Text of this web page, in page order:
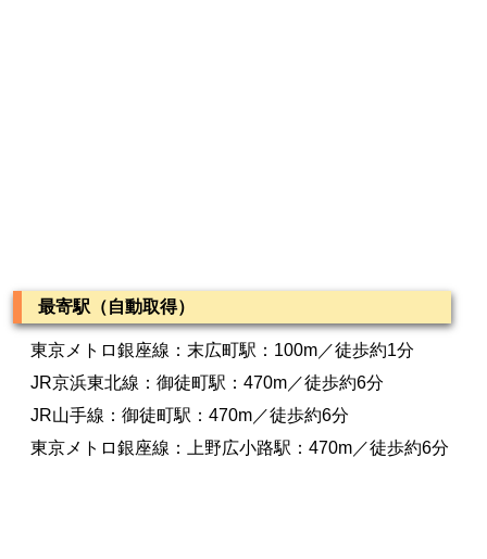
最寄駅（自動取得）
東京メトロ銀座線：末広町駅：100m／徒歩約1分
JR京浜東北線：御徒町駅：470m／徒歩約6分
JR山手線：御徒町駅：470m／徒歩約6分
東京メトロ銀座線：上野広小路駅：470m／徒歩約6分